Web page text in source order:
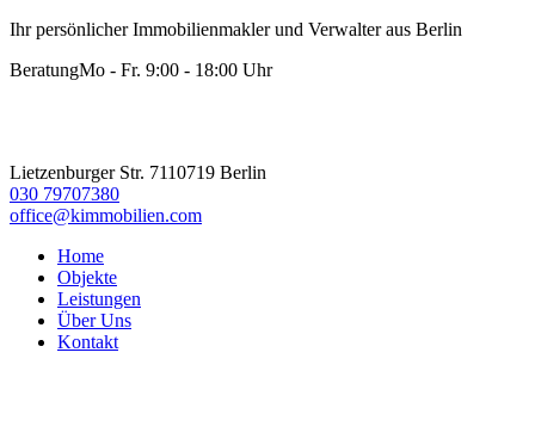
Ihr persönlicher Immobilienmakler und Verwalter aus Berlin
BeratungMo - Fr. 9:00 - 18:00 Uhr
Lietzenburger Str. 7110719 Berlin
030 79707380
office@kimmobilien.com
Home
Objekte
Leistungen
Über Uns
Kontakt